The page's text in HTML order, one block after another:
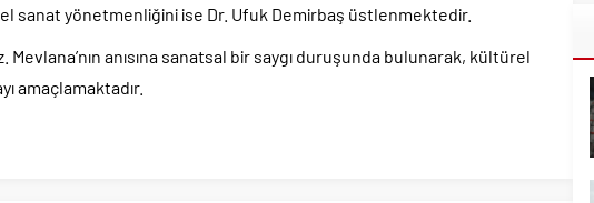
sanat yönetmenliğini ise Dr. Ufuk Demirbaş üstlenmektedir.
anısına sanatsal bir saygı duruşunda bulunarak, kültürel
amaçlamaktadır.